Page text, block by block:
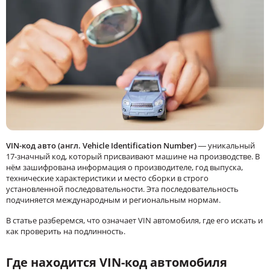
VIN-код авто (англ. Vehicle Identification Number)— уникальный
17-значный код, который присваивают машине на производстве. В
нём зашифрована информация о производителе, год выпуска,
технические характеристики и место сборки в строго
установленной последовательности. Эта последовательность
подчиняется международным и региональным нормам.
В статье разберемся, что означает VIN автомобиля, где его искать и
как проверить на подлинность.
Где находится VIN-код автомобиля